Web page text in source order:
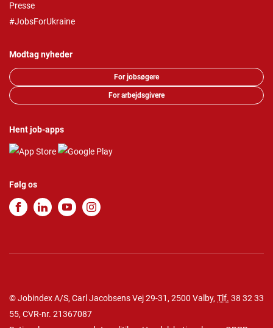
Presse
#JobsForUkraine
Modtag nyheder
For jobsøgere
For arbejdsgivere
Hent job-apps
Følg os
© Jobindex A/S, Carl Jacobsens Vej 29-31, 2500 Valby, Tlf. 38 32 33
55, CVR-nr. 21367087